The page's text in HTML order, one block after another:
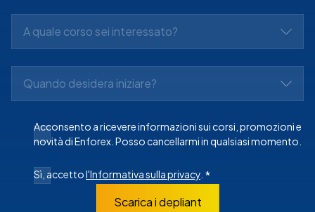
A quale corso sei interessato?
Quando desidera iniziare?
Acconsento a ricevere informazioni sui corsi, promozioni e
novità di Enforex. Posso cancellarmi in qualsiasi momento.
Sì, accettol'Informativa sulla privacy *
Scarica i depliant